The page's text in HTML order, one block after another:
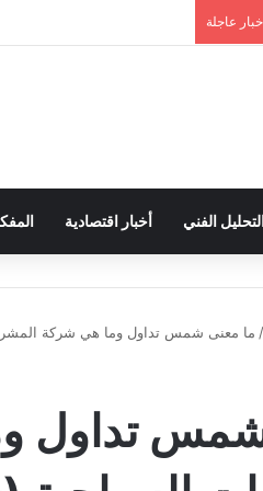
عاجلة
الفني أخبار اقتصادية
/ ما معنى شمس تداول وما هي شركة
تداول